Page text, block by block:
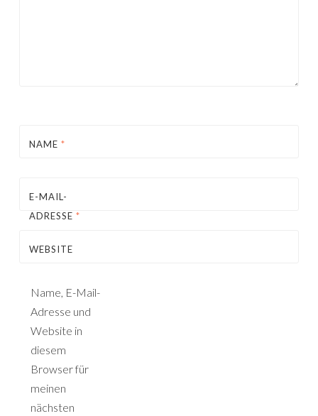
NAME *
E-MAIL-
ADRESSE *
WEBSITE
Name, E-Mail-
Adresse und
Website in
diesem
Browser für
meinen
nächsten